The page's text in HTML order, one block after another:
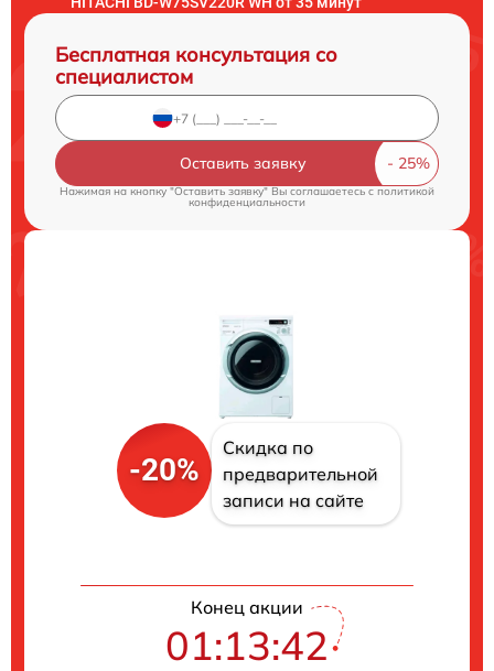
Бесплатная консультация со
специалистом
Оставить заявку
Нажимая на кнопку "Оставить заявку" Вы соглашаетесь cполитикой
конфиденциальности
-20%
Скидка по
предварительной
записи на сайте
Конец акции
01:13:41